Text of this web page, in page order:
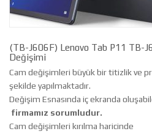
(TB-J606F) Lenovo Tab P11 TB-
Değişimi
Cam değişimleri büyük bir titizlik ve
şekilde yapılmaktadır.
Değişim Esnasında iç ekranda
firmamız sorumludur.
Cam değişimleri kırılma haricinde